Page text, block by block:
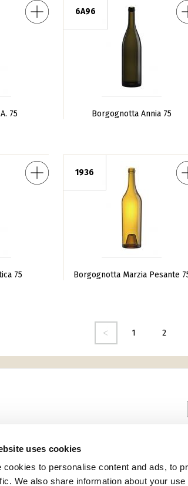
uses cookies
cookies to personalise content and ads, to
We also share information about your
75
6A96
Borgognotta Annia 75
Borgognotta Annia 75
75
1936
Borgognotta Marzia Pesante
Borgognotta Marzia Pesante 75
1 2